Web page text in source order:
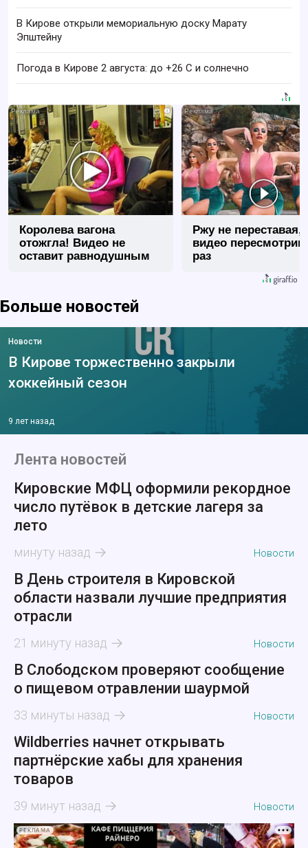
В Кирове открыли мемориальную доску Марату
Эпштейну
Погода в Кирове 2 августа: до +26 C и солнечно
i
Королева вагона
отожгла! Видео не
оставит равнодушным
Ржу не переставая,
видео
раз
Больше новостей
Новости
В Кирове торжественно закрыли
хоккейный сезон
9 лет назад
Лента новостей
Кировские МФЦ оформили рекордное
число путёвок в детские лагеря за
лето
минуту назад Новости
В День строителя в Кировской
области назвали лучшие предприятия
отрасли
21 минуту назад Новости
В Слободском проверяют сообщение
о пищевом отравлении шаурмой
33 минуты назад Новости
Wildberries начнет открывать
партнёрские хабы для хранения
товаров
39 минут назад Новости
РЕКЛАМА